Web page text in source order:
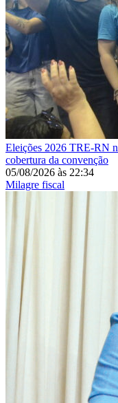
Eleições 2026 TRE-RN
cobertura da convenção
05/08/2026 às 22:34
Milagre fiscal